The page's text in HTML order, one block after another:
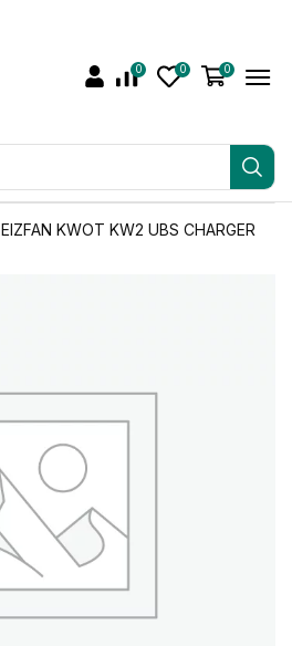
0 0 0
EIZFAN KWOT KW2 UBS CHARGER